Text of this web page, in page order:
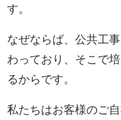
す。
なぜならば、公共工
わっており、そこで
るからです。
私たちはお客様のご